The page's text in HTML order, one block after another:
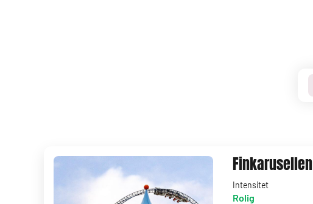
Finkarusellen
Intensitet
Rolig